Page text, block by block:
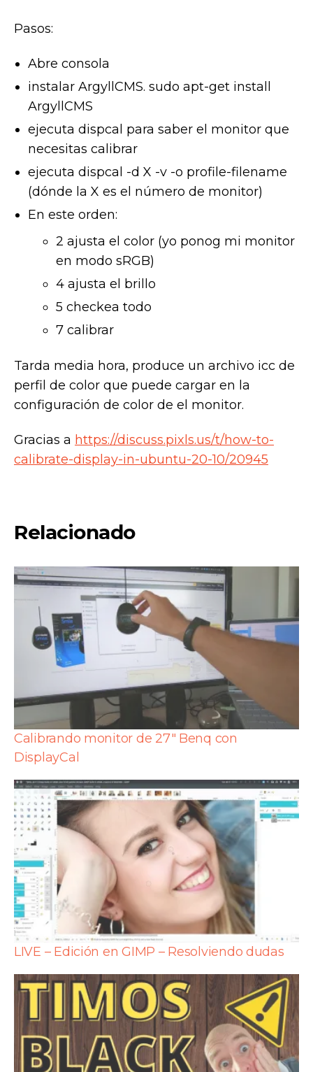
Pasos:
Abre consola
instalar ArgyllCMS. sudo apt-get install
ArgyllCMS
ejecuta dispcal para saber el monitor que
necesitas calibrar
ejecuta dispcal -d X -v -o profile-filename
(dónde la X es el número de monitor)
En este orden:
2 ajusta el color (yo ponog mi monitor
en modo sRGB)
4 ajusta el brillo
5 checkea todo
7 calibrar
Tarda media hora, produce un archivo icc de
perfil de color que puede cargar en la
configuración de color de el monitor.
Gracias a https://discuss.pixls.us/t/how-to-
calibrate-display-in-ubuntu-20-10/20945
Relacionado
Calibrando monitor de 27″ Benq con
DisplayCal
LIVE – Edición en GIMP – Resolviendo dudas